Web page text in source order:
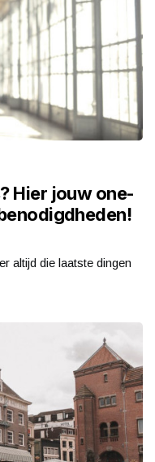
Hier jouw one-
altijd die laatste dingen